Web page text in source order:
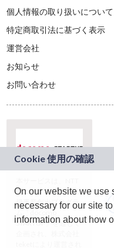
個人情報の取り扱いについて
特定商取引法に基づく表示
運営会社
お知らせ
お問い合わせ
ドコモグループの新
規事業創出プログラ
ム「docomo
STARTUP」を通じて
On our website we use
necessary for our site
information about how